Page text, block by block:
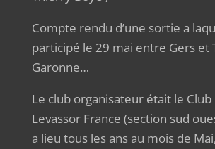
Compte rendu d’une sortie a
participé le 29 mai entre Gers et
Garonne…
Le club organisateur était le Club
Levassor France (section sud
a lieu tous les ans au mois de